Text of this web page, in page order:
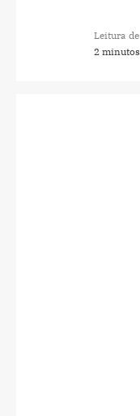
Leitura de
2 minutos